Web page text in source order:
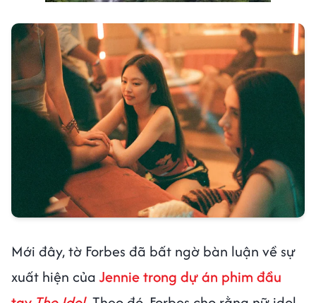
Mới đây, tờ Forbes đã bất ngờ bàn luận về sự
xuất hiện của Jennie trong dự án phim đầu